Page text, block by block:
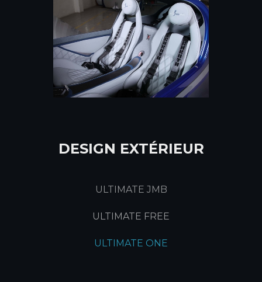
DESIGN EXTÉRIEUR
ULTIMATE JMB
ULTIMATE FREE
ULTIMATE ONE